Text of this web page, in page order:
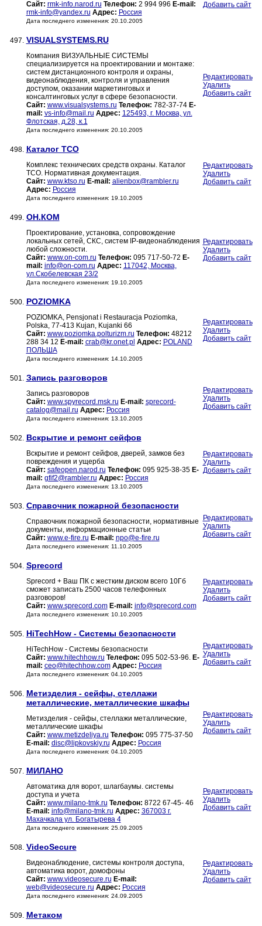
Сайт: rmk-info.narod.ru Телефон: 2 994 996 E-mail:
rmk-info@yandex.ru Адрес: Россия
Дата последнего изменения: 20.10.2005
Добавить сайт
497. VISUALSYSTEMS.RU
Компания ВИЗУАЛЬНЫЕ СИСТЕМЫ
специализируется на проектировании и монтаже:
систем дистанционного контроля и охраны,
видеонаблюдения, контроля и управления
доступом, оказании маркетинговых и
консалтинговых услуг в сфере безопасности.
Сайт: www.visualsystems.ru Телефон: 782-37-74 E-
mail: vs-info@mail.ru Адрес: 125493, г. Москва, ул.
Флотская, д.28, к.1
Дата последнего изменения: 20.10.2005
Редактировать
Удалить
Добавить сайт
498. Каталог ТСО
Комплекс технических средств охраны. Каталог
ТСО. Нормативная документация.
Сайт: www.ktso.ru E-mail: alienbox@rambler.ru
Адрес: Россия
Дата последнего изменения: 19.10.2005
Редактировать
Удалить
Добавить сайт
499. ОН.КОМ
Проектирование, установка, сопровождение
локальных сетей, СКС, систем IP-видеонаблюдения
любой сложности.
Сайт: www.on-com.ru Телефон: 095 717-50-72 E-
mail: info@on-com.ru Адрес: 117042, Москва,
ул.Скобелевская 23/2
Дата последнего изменения: 19.10.2005
Редактировать
Удалить
Добавить сайт
500. POZIOMKA
POZIOMKA, Pensjonat i Restauracja Poziomka,
Polska, 77-413 Kujan, Kujanki 66
Сайт: www.poziomka.polturizm.ru Телефон: 48212
288 34 12 E-mail: crab@kr.onet.pl Адрес: POLAND
ПОЛЬША
Дата последнего изменения: 14.10.2005
Редактировать
Удалить
Добавить сайт
501. Запись разговоров
Запись разговоров
Сайт: www.spyrecord.msk.ru E-mail: sprecord-
catalog@mail.ru Адрес: Россия
Дата последнего изменения: 13.10.2005
Редактировать
Удалить
Добавить сайт
502. Вскрытие и ремонт сейфов
Вскрытие и ремонт сейфов, дверей, замков без
повреждения и ущерба
Сайт: safeopen.narod.ru Телефон: 095 925-38-35 E-
mail: gfif2@rambler.ru Адрес: Россия
Дата последнего изменения: 13.10.2005
Редактировать
Удалить
Добавить сайт
503. Справочник пожарной безопасности
Справочник пожарной безопасности, нормативные
документы, информационные статьи
Сайт: www.e-fire.ru E-mail: npo@e-fire.ru
Дата последнего изменения: 11.10.2005
Редактировать
Удалить
Добавить сайт
504. Sprecord
Sprecord + Ваш ПК с жестким диском всего 10Гб
сможет записать 2500 часов телефонных
разговоров!
Сайт: www.sprecord.com E-mail: info@sprecord.com
Дата последнего изменения: 10.10.2005
Редактировать
Удалить
Добавить сайт
505. HiTechHow - Системы безопасности
HiTechHow - Системы безопасности
Сайт: www.hitechhow.ru Телефон: 095 502-53-96. E-
mail: ceo@hitechhow.com Адрес: Россия
Дата последнего изменения: 04.10.2005
Редактировать
Удалить
Добавить сайт
506. Метизделия - сейфы, стеллажи
металлические, металлические шкафы
Метизделия - сейфы, стеллажи металлические,
металлические шкафы
Сайт: www.metizdeliya.ru Телефон: 095 775-37-50
E-mail: disc@lipkovskiy.ru Адрес: Россия
Дата последнего изменения: 04.10.2005
Редактировать
Удалить
Добавить сайт
507. МИЛАНО
Автоматика для ворот, шлагбаумы. системы
доступа и учета
Сайт: www.milano-tmk.ru Телефон: 8722 67-45- 46
E-mail: info@milano-tmk.ru Адрес: 367003 г.
Махачкала ул. Богатырева 4
Дата последнего изменения: 25.09.2005
Редактировать
Удалить
Добавить сайт
508. VideoSecure
Видеонаблюдение, системы контроля доступа,
автоматика ворот, домофоны
Сайт: www.videosecure.ru E-mail:
web@videosecure.ru Адрес: Россия
Дата последнего изменения: 24.09.2005
Редактировать
Удалить
Добавить сайт
509. Метаком